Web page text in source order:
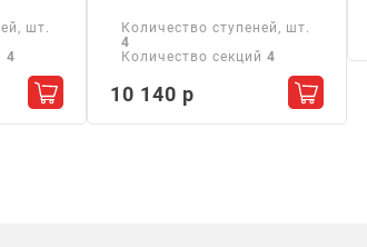
шт.
4
Добавить в корзину
Количество ступеней, шт.
4
Количество секций 4
10 140 р